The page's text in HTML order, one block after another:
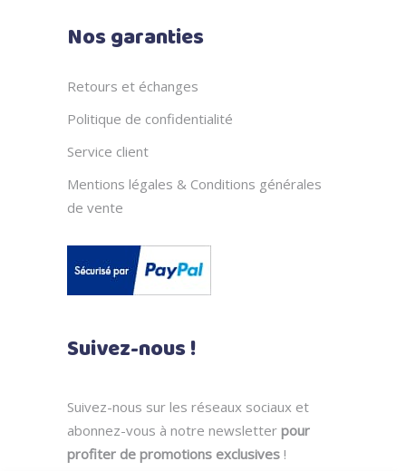
Nos garanties
Retours et échanges
Politique de confidentialité
Service client
Mentions légales & Conditions générales
de vente
Suivez-nous !
Suivez-nous sur les réseaux sociaux et
abonnez-vous à notre newsletter pour
profiter de promotions exclusives !